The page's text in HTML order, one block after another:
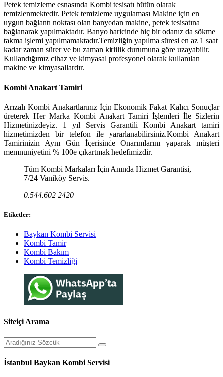
Petek temizleme esnasında Kombi tesisatı bütün olarak
temizlenmektedir. Petek temizleme uygulaması Makine için en
uygun bağlantı noktası olan banyodan makine, petek tesisatına
bağlanarak yapılmaktadır. Banyo haricinde hiç bir odanız da sökme
takma işlemi yapılmamaktadır.Temizliğin yapılma süresi en az 1 saat
kadar zaman sürer ve bu zaman kirlilik durumuna göre uzayabilir.
Kullandığımız cihaz ve kimyasal profesyonel olarak kullanılan
makine ve kimyasallardır.
Kombi Anakart Tamiri
Arızalı Kombi Anakartlarınız İçin Ekonomik Fakat Kalıcı Sonuçlar
üreterek Her Marka Kombi Anakart Tamiri İşlemleri İle Sizlerin
Hizmetinizdeyiz. 1 yıl Servis Garantili Kombi Anakart tamiri
hizmetimizden bir telefon ile yararlanabilirsiniz.Kombi Anakart
Tamirinizin Aynı Gün İçerisinde Onarımlarını yaparak müşteri
memnuniyetini % 100e çıkartmak hedefimizdir.
Tüm Kombi Markaları İçin Anında Hizmet Garantisi,
7/24 Vaniköy Servis.
0.544.602 2420
Etiketler:
Baykan Kombi Servisi
Kombi Tamir
Kombi Bakım
Kombi Temizliği
Siteiçi Arama
İstanbul Baykan Kombi Servisi